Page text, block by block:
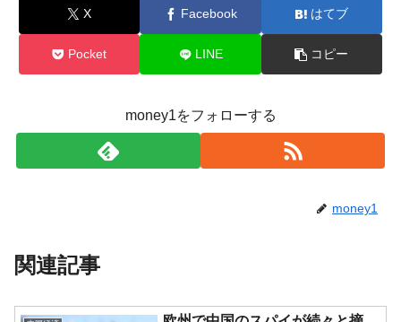
X Facebook はてブ
Pocket LINE コピー
money1をフォローする
money1
関連記事